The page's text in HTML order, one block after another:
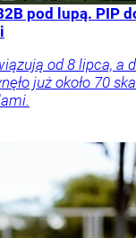
pod lupą. PIP
od 8 lipca, a
już około 70